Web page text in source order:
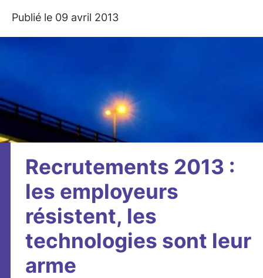
Publié le 09 avril 2013
Recrutements 2013 :
les employeurs
résistent, les
technologies sont leur
arme